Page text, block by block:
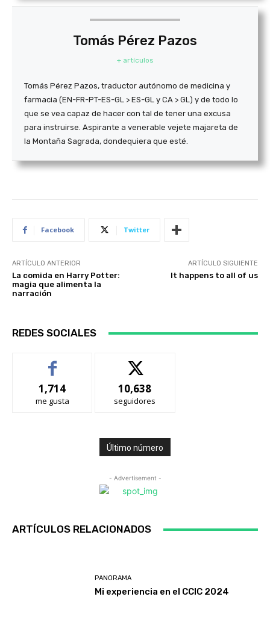
Tomás Pérez Pazos
+ artículos
Tomás Pérez Pazos, traductor autónomo de medicina y
farmacia (EN-FR-PT-ES-GL > ES-GL y CA > GL) y de todo lo
que se vea capaz de hacer con tal de tener una excusa
para instruirse. Aspirante a venerable vejete majareta de
la Montaña Sagrada, dondequiera que esté.
Facebook Twitter
ARTÍCULO ANTERIOR
La comida en Harry Potter:
magia que alimenta la
narración
ARTÍCULO SIGUIENTE
It happens to all of us
REDES SOCIALES
1,714
me gusta
10,638
seguidores
Último número
- Advertisement -
ARTÍCULOS RELACIONADOS
PANORAMA
Mi experiencia en el CCIC 2024